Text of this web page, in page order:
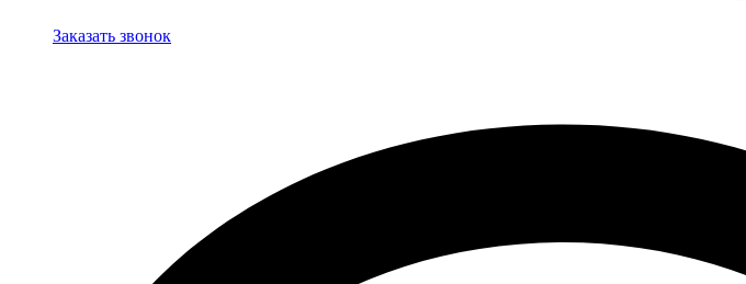
Заказать звонок